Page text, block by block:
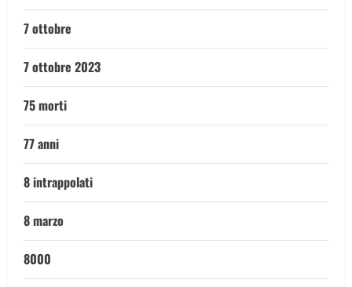
7 ottobre
7 ottobre 2023
75 morti
77 anni
8 intrappolati
8 marzo
8000